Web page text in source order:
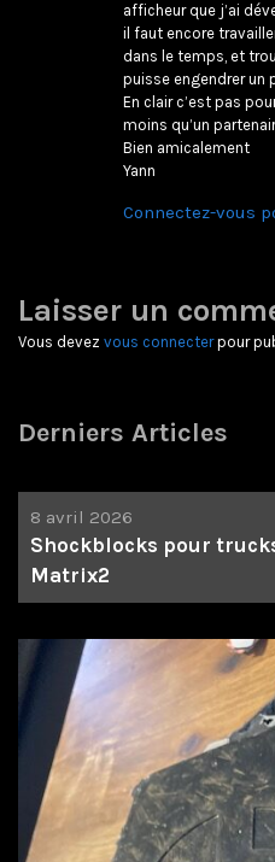
afficheur que j’ai
il faut encore
dans le temps, et
puisse engendrer un
En clair c’est pas
moins qu’un
Bien amicalement
Yann
Connectez-vous
Laisser un
Vous devez vous connecterpour
Derniers Articles
8 avril 2026
Shockblocks pour
Matrix2